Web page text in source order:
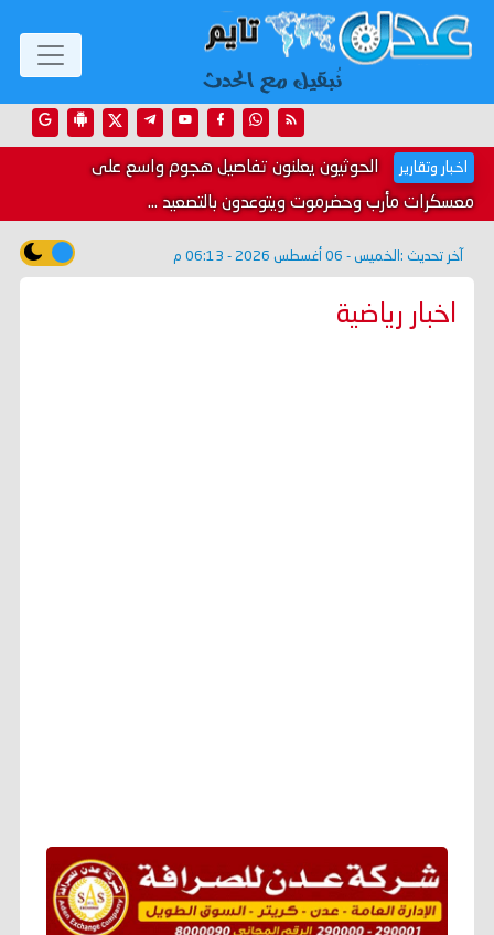
اخبار وتقارير الحوثيون يعلنون تفاصيل هجوم واسع على
معسكرات مأرب وحضرموت ويتوعدون بالتصعيد ...
آخر تحديث : الخميس - 06 أغسطس 2026 - 06:13 م
اخبار رياضية